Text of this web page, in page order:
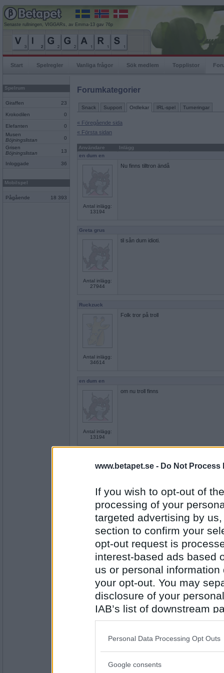
www.betapet.se - Do Not Process
If you wish to opt-out of
processing of your
targeted advertising by
section to confirm your
opt-out request is
interest-based ads based
us or personal
your opt-out. You may
disclosure of your
IAB’s list of downstream
also be disclosed by us
Downstream Participants
Please note that this
Personal Data Processing Opt Outs
Google consents
Senaste rullningen, VIGGARs, av Emma-13 gav 76p
Start Spelregler Vanliga frågor Sök medlem Topplistor
Spelrum
Giraffen 23
Krokodilen 0
Elefanten
0
Musen
Böjningslistan
0
Grisen
Böjningslistan
13
Inloggade 36
Mobilspel
Pågående 18 393
Forumkategorier
Snack Support Ordlekar IRL-spel Turneringar
« Föregående sida
« Första sidan
Användare
Inlägg
en dum en
Antal inlägg:
13194
Nu finns tilltron ändå
Greta grus
Antal inlägg:
27944
til sån dum idioti.
Ruckzuck
Antal inlägg:
34614
Folk tror på troll
en dum en
Antal inlägg:
13194
om nu troll finns
Antal inlägg:
27944
, jodå dom bor på
Ruckzuck
Antal inlägg:
34614
Utö, där riklig kost
Sotfinger